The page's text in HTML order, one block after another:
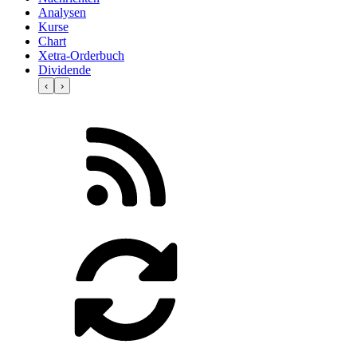
Analysen
Kurse
Chart
Xetra-Orderbuch
Dividende
‹ ›